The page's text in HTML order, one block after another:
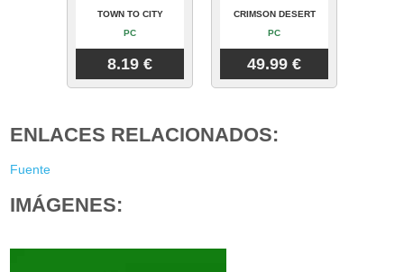
TOWN TO CITY
PC
8.19 €
CRIMSON DESERT
PC
49.99 €
ENLACES RELACIONADOS:
Fuente
IMÁGENES: